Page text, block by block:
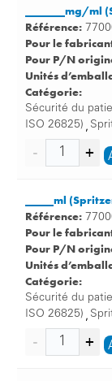
_______mg/
Référence:
Pour le
Pour P/N
Unités
Catégorie:
Sécurité du
ISO 26825) ,
_____ml
Référence:
Pour le
Pour P/N
Unités
Catégorie:
Sécurité du
ISO 26825) ,